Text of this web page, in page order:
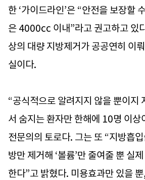
한 ‘가이드라인’은 “안전을 보장할
은 4000cc 이내”라고 권고하고 있
상의 대량 지방제거가 공공연히 이
실이다.
“공식적으로 알려지지 않을 뿐이지
서 숨지는 환자만 한해에 10명 이상
전문의의 토로다. 그는 또 “지방흡
방만 제거해 ‘볼륨’만 줄여줄 뿐 실
한다”고 밝혔다. 미용효과만 있을